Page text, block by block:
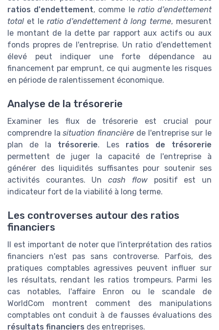
ratios d'endettement, comme le ratio d'endettement
total et le ratio d'endettement à long terme, mesurent
le montant de la dette par rapport aux actifs ou aux
fonds propres de l'entreprise. Un ratio d'endettement
élevé peut indiquer une forte dépendance au
financement par emprunt, ce qui augmente les risques
en période de ralentissement économique.
Analyse de la trésorerie
Examiner les flux de trésorerie est crucial pour
comprendre lasituation financière de l'entreprise sur le
plan de la trésorerie. Les ratios de trésorerie
permettent de juger la capacité de l'entreprise à
générer des liquidités suffisantes pour soutenir ses
activités courantes. Uncash flowpositif est un
indicateur fort de la viabilité à long terme.
Les controverses autour des ratios
financiers
Il est important de noter que l'interprétation des ratios
financiers n'est pas sans controverse. Parfois, des
pratiques comptables agressives peuvent influer sur
les résultats, rendant les ratios trompeurs. Parmi les
cas notables, l'affaire Enron ou le scandale de
WorldCom montrent comment des manipulations
comptables ont conduit à de fausses évaluations des
résultats financiers des entreprises.